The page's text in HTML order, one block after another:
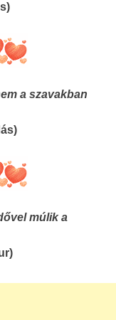
a szavakban
múlik a